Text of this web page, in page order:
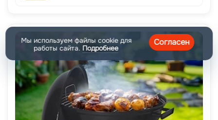
Мы используем файлы cookie для
работы сайта. Подробнее
Согласен